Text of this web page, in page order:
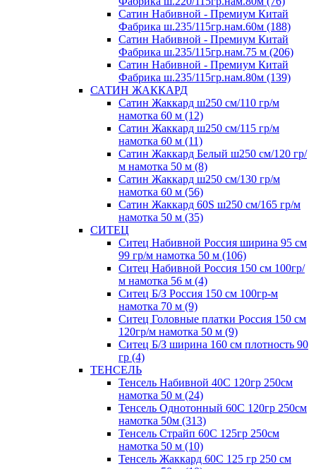
Сатин Набивной - Премиум Китай
Фабрика ш.235/115гр.нам.60м (188)
Сатин Набивной - Премиум Китай
Фабрика ш.235/115гр.нам.75 м (206)
Сатин Набивной - Премиум Китай
Фабрика ш.235/115гр.нам.80м (139)
САТИН ЖАККАРД
Сатин Жаккард ш250 см/110 гр/м
намотка 60 м (12)
Сатин Жаккард ш250 см/115 гр/м
намотка 60 м (11)
Сатин Жаккард Белый ш250 см/120 гр/
м намотка 50 м (8)
Сатин Жаккард ш250 см/130 гр/м
намотка 60 м (56)
Сатин Жаккард 60S ш250 см/165 гр/м
намотка 50 м (35)
СИТЕЦ
Ситец Набивной Россия ширина 95 см
99 гр/м намотка 50 м (106)
Ситец Набивной Россия 150 см 100гр/
м намотка 56 м (4)
Ситец Б/З Россия 150 см 100гр-м
намотка 70 м (9)
Ситец Головные платки Россия 150 см
120гр/м намотка 50 м (9)
Ситец Б/З ширина 160 см плотность 90
гр (4)
ТЕНСЕЛЬ
Тенсель Набивной 40С 120гр 250см
намотка 50 м (24)
Тенсель Однотонный 60С 120гр 250см
намотка 50м (313)
Тенсель Страйп 60С 125гр 250см
намотка 50 м (10)
Тенсель Жаккард 60С 125 гр 250 см